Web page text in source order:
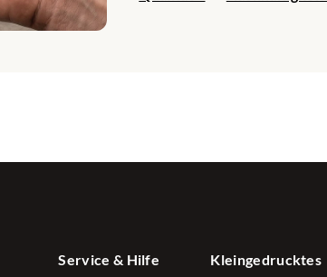
dem Flammkuchen oder in Sahnesaucen -
Service & Hilfe Kleingedrucktes